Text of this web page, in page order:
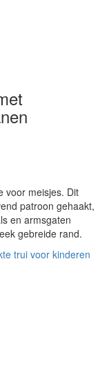
voor meisjes. Dit
patroon gehaakt,
en armsgaten
gebreide rand.
trui voor kinderen